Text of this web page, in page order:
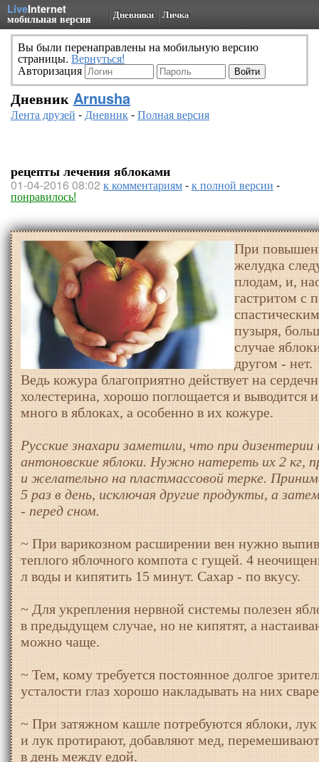
LiveInternet
мобильная версия Дневники Личка
Вы были перенаправлены на мобильную версию
страницы. Вернуться!
Авторизация
Дневник Arnusha
Лента друзей -Дневник-Полная версия
рецепты лечения яблоками
01-04-2016 08:02 к комментариям-к полной версии -
понравилось!
При
желудка
плодам, и,
гастритом с
пузыря,
случае
другом - нет.
Ведь кожура благоприятно действует на
холестерина, хорошо поглощается и выводится
много в яблоках, а особенно в их кожуре.
Русские знахари заметили, что при
антоновские яблоки. Нужно натереть их 2 кг,
и желательно на пластмассовой терке.
5 раз в день, исключая другие продукты, а
- перед сном.
~ При варикозном расширении вен нужно
теплого яблочного компота с гущей. 4
л воды и кипятить 15 минут. Сахар - по вкусу.
~ Для укрепления нервной системы полезен
в предыдущем случае, но не кипятят, а
можно чаще.
~ Тем, кому требуется постоянное долгое
усталости глаз хорошо накладывать на них
~ При затяжном кашле потребуются яблоки,
и лук протирают, добавляют мед,
в день между едой.